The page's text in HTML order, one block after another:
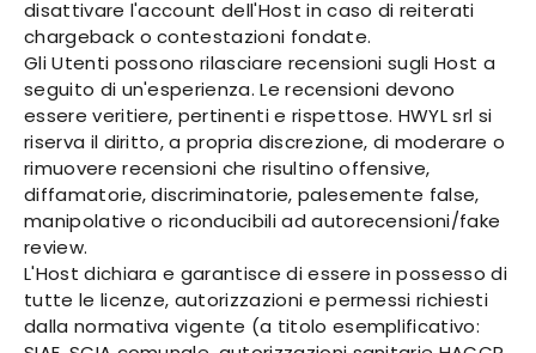
disattivare l'account dell'Host in caso di reiterati
chargeback o contestazioni fondate.
Gli Utenti possono rilasciare recensioni sugli Host a
seguito di un'esperienza. Le recensioni devono
essere veritiere, pertinenti e rispettose. HWYL srl si
riserva il diritto, a propria discrezione, di moderare o
rimuovere recensioni che risultino offensive,
diffamatorie, discriminatorie, palesemente false,
manipolative o riconducibili ad autorecensioni/fake
review.
L'Host dichiara e garantisce di essere in possesso di
tutte le licenze, autorizzazioni e permessi richiesti
dalla normativa vigente (a titolo esemplificativo: